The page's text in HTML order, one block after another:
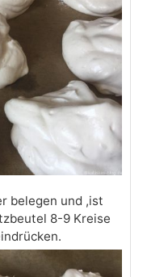
belegen und ,ist
8-9 Kreise